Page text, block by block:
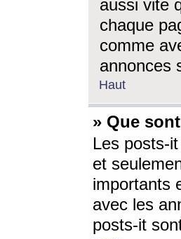
aussi vite
chaque
comme
annonces
Haut
» Que
Les posts-
et
importants
avec les
posts-it